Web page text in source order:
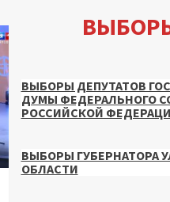
ВЫБОРЫ ДЕПУТАТОВ
ДУМЫ ФЕДЕРАЛЬНОГО
РОССИЙСКОЙ
ВЫБОРЫ ГУБЕРНАТОРА
ОБЛАСТИ